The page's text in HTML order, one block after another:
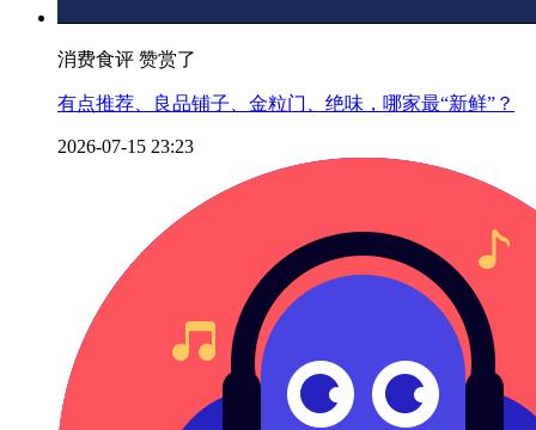
消费食评 赞赏了
有点推荐、良品铺子、金粒门、绝味，哪家最“新鲜”？
2026-07-15 23:23